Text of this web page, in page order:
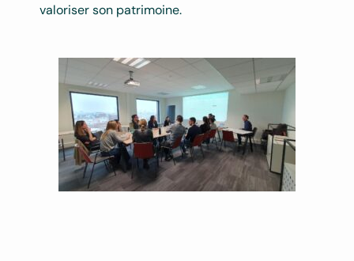
valoriser son patrimoine.